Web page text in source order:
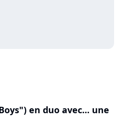
en duo avec... une